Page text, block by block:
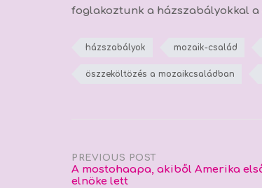
foglakoztunk a házszabályokkal a
házszabályok mozaik-család
öszzeköltözés a mozaikcsaládban
Post
PREVIOUS POST
A mostohaapa, akiből Amerika
elnöke lett